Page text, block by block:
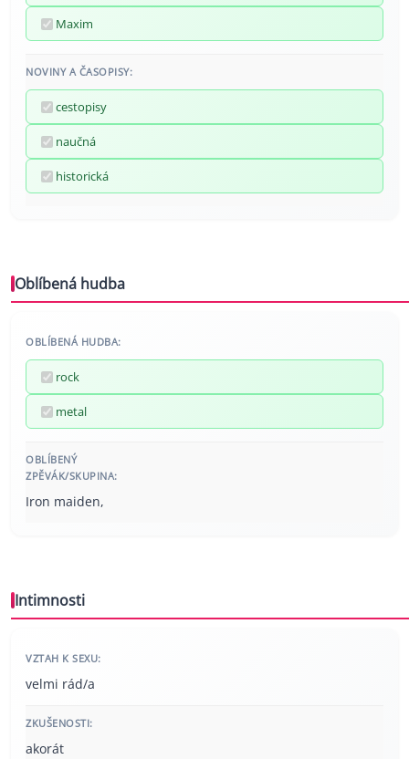
Maxim
NOVINY A ČASOPISY:
cestopisy
naučná
historická
Oblíbená hudba
OBLÍBENÁ HUDBA:
rock
metal
OBLÍBENÝ
ZPĚVÁK/SKUPINA:
Iron maiden,
Intimnosti
VZTAH K SEXU:
velmi rád/a
ZKUŠENOSTI:
akorát